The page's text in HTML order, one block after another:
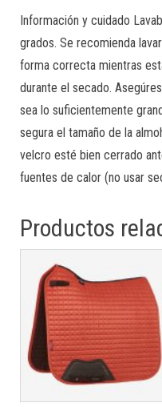
Información y cuidado
grados. Se recomienda
forma correcta mientras
durante el secado.
sea lo suficientemente
segura el tamaño de la
velcro esté bien cerrado
fuentes de calor (no usar
Productos